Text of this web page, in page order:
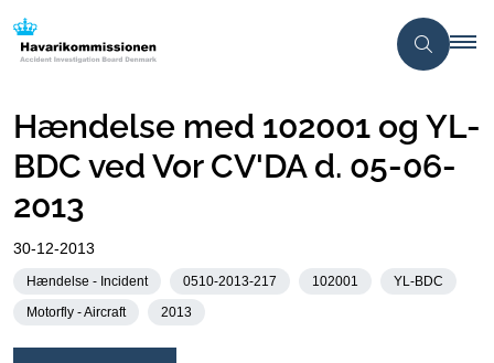
Hændelse med 102001 og YL-
BDC ved Vor CV'DA d. 05-06-
2013
30-12-2013
Hændelse - Incident 0510-2013-217 102001
YL-BDC
Motorfly - Aircraft
2013